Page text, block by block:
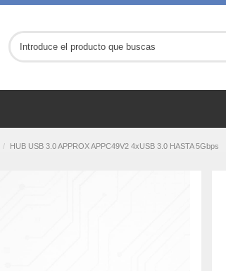
HUB USB 3.0 APPROX APPC49V2 4xUSB 3.0 HASTA 5Gbps